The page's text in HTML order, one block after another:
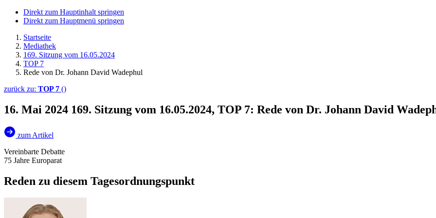
Direkt zum Hauptinhalt springen
Direkt zum Hauptmenü springen
Startseite
Mediathek
169. Sitzung vom 16.05.2024
TOP 7
Rede von Dr. Johann David Wadephul
zurück zu: TOP 7 ()
16. Mai 2024 169. Sitzung vom 16.05.2024, TOP 7: Rede von Dr. Johann David
zum Artikel
Vereinbarte Debatte
75 Jahre Europarat
Reden zu diesem Tagesordnungspunkt